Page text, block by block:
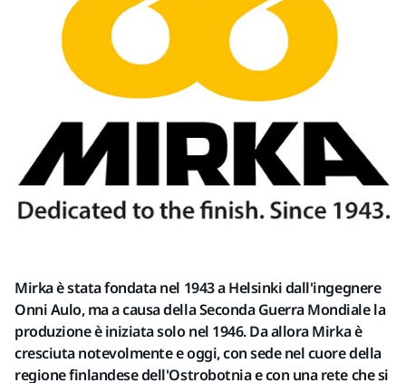
Mirka è stata fondata nel 1943 a Helsinki dall'ingegnere
Onni Aulo, ma a causa della Seconda Guerra Mondiale la
produzione è iniziata solo nel 1946. Da allora Mirka è
cresciuta notevolmente e oggi, con sede nel cuore della
regione finlandese dell'Ostrobotnia e con una rete che si